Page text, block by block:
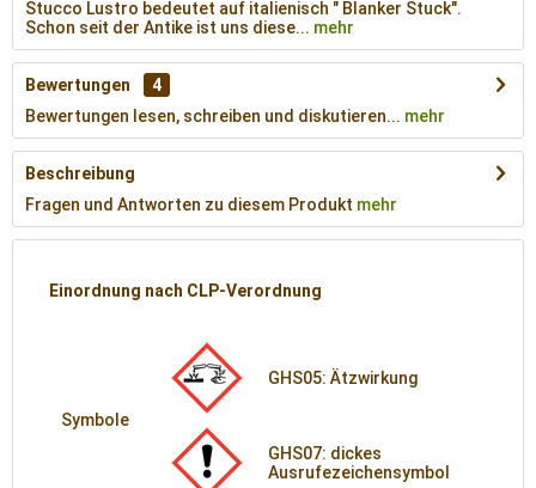
Stucco Lustro bedeutet auf italienisch " Blanker Stuck".
Schon seit der Antike ist uns diese... mehr
Bewertungen
4
Bewertungen lesen, schreiben und diskutieren... mehr
Beschreibung
Fragen und Antworten zu diesem Produkt mehr
Einordnung nach CLP-Verordnung
Symbole
GHS05: Ätzwirkung
GHS07: dickes
Ausrufezeichensymbol